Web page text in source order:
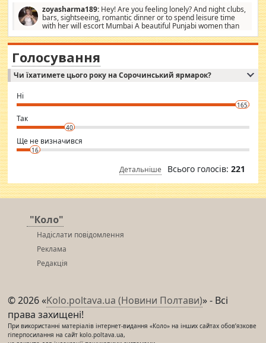
витрат, а тільки узгоджених сум і нічого іншого. Не чекайте і не
коментуйте цей пост. Введіть суму, яку ви хочете подати, і ми
зв'яжемося з вами з усіма варіантами. зв'яжіться з нами
сьогодні на garciajsacramento@gmail.com Вам потрібні термінові
гроші? Ми можемо допомогти!
zoyasharma189: Hey! Are you feeling lonely? And night clubs,
bars, sightseeing, romantic dinner or to spend leisure time
with her will escort Mumbai A beautiful Punjabi women than
sexy escort companion in arms that you guys feel like 5 star luxury
hotel had to spend the night in their search for loved solitaire free
woman "Love Solitaire" beautiful figure and shapely body shapes.
Independent escort in Mumbai, truthful, friendly and cheerful girl.
WhatsApp via an easily can see the latest pictures of her body and the
want to meet new people. Sakshi Mirchandani health and figure
conscious in order to keep yourself fit and regularly go to the health
club.
⇒ sakshimirchandani.com
Голосування
Чи їхатимете цього року на Сорочинський ярмарок?
Ні
165
Так
40
Ще не визначився
16
Детальніше Всього голосів: 221
"Коло"
Надіслати повідомлення
Реклама
Редакція
© 2026 «Kolo.poltava.ua (Новини Полтави)» - Всі
права захищені!
При використанні матеріалів інтернет-видання «Коло» на інших сайтах обов’язкове
гіперпосилання на сайт kolo.poltava.ua,